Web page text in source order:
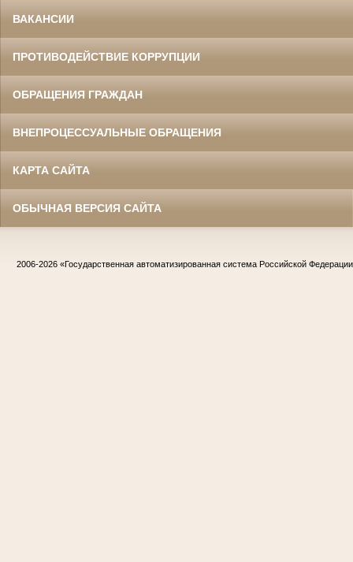
ВАКАНСИИ
ПРОТИВОДЕЙСТВИЕ КОРРУПЦИИ
ОБРАЩЕНИЯ ГРАЖДАН
ВНЕПРОЦЕССУАЛЬНЫЕ ОБРАЩЕНИЯ
КАРТА САЙТА
ОБЫЧНАЯ ВЕРСИЯ САЙТА
2006-2026 «Государственная автоматизированная система Российской